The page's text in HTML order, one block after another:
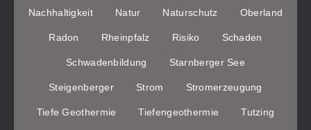
Nachhaltigkeit Natur Naturschutz Oberland
Radon Rheinpfalz Risiko Schaden
Schwadenbildung Starnberger See
Steigenberger Strom Stromerzeugung
Tiefe Geothermie Tiefengeothermie Tutzing